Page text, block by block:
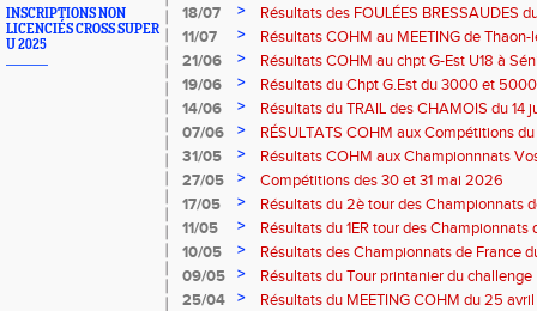
INSCRIPTIONS NON
LICENCIÉS CROSS SUPER
U 2025
18/07 >
Résultats des FOULÉES BRESSAUDES
Bresse
11/07 >
Résultats COHM au MEETING de Thaon-
2026
21/06 >
Résultats COHM au chpt G-Est U18 à
2026
19/06 >
Résultats du Chpt G.Est du 3000 et
Amneville
14/06 >
Résultats du TRAIL des CHAMOIS du 14
Moselotte
07/06 >
RÉSULTATS COHM aux Compétitions
31/05
>
Résultats COHM aux Championnnats
Masters du 31 mai 2026 à Remiremont
27/05 >
Compétitions des 30 et 31 mai 2026
17/05
>
Résultats du 2è tour des Championnats
région G-Est du 17 mai 2025 à
11/05 >
Résultats du 1ER tour des Championnats
Thaon-les Vosges
10/05 >
Résultats des Championnats de France
Marathon du 10 mai à Troyes
09/05 >
Résultats du Tour printanier du
25/04
>
Résultats du MEETING COHM du 25